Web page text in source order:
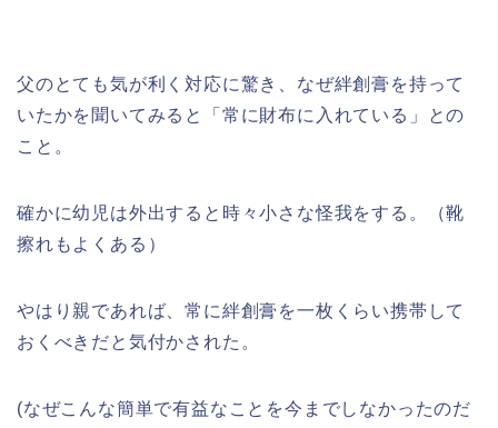
父のとても気が利く対応に驚き、なぜ絆創膏を持って
いたかを聞いてみると「常に財布に入れている」との
こと。
確かに幼児は外出すると時々小さな怪我をする。（靴
擦れもよくある）
やはり親であれば、常に絆創膏を一枚くらい携帯して
おくべきだと気付かされた。
(なぜこんな簡単で有益なことを今までしなかったのだ